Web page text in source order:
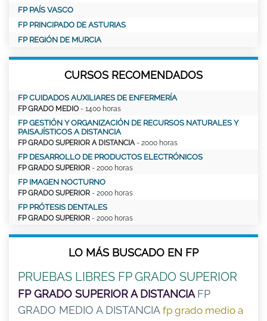
FP PAÍS VASCO
FP PRINCIPADO DE ASTURIAS
FP REGIÓN DE MURCIA
CURSOS RECOMENDADOS
FP CUIDADOS AUXILIARES DE ENFERMERÍA
FP GRADO MEDIO - 1400 horas
FP GESTIÓN Y ORGANIZACIÓN DE RECURSOS NATURALES Y
PAISAJÍSTICOS A DISTANCIA
FP GRADO SUPERIOR A DISTANCIA - 2000 horas
FP DESARROLLO DE PRODUCTOS ELECTRÓNICOS
FP GRADO SUPERIOR - 2000 horas
FP IMAGEN NOCTURNO
FP GRADO SUPERIOR - 2000 horas
FP PRÓTESIS DENTALES
FP GRADO SUPERIOR - 2000 horas
LO MÁS BUSCADO EN FP
PRUEBAS LIBRES FP GRADO SUPERIOR
FP GRADO SUPERIOR A DISTANCIA FP
GRADO MEDIO A DISTANCIA fp grado medio a